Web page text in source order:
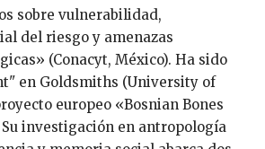
sobre vulnerabilidad,
del riesgo y amenazas
(Conacyt, México). Ha sido
en Goldsmiths (University of
europeo «Bosnian Bones
investigación en antropología